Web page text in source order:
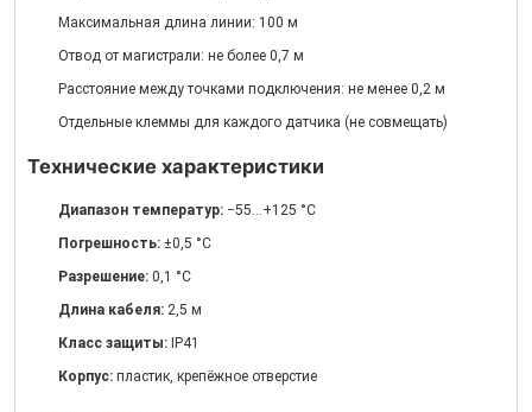
Максимальная длина линии: 100 м
Отвод от магистрали: не более 0,7 м
Расстояние между точками подключения: не менее 0,2 м
Отдельные клеммы для каждого датчика (не совмещать)
Технические характеристики
Диапазон температур: −55…+125 °C
Погрешность: ±0,5 °C
Разрешение: 0,1 °C
Длина кабеля: 2,5 м
Класс защиты: IP41
Корпус: пластик, крепёжное отверстие